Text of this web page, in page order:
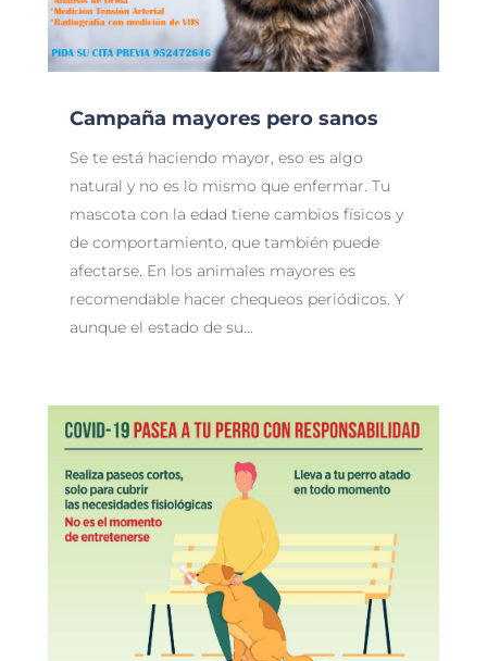
Campaña mayores pero sanos
Se te está haciendo mayor, eso es algo
natural y no es lo mismo que enfermar. Tu
mascota con la edad tiene cambios físicos y
de comportamiento, que también puede
afectarse. En los animales mayores es
recomendable hacer chequeos periódicos. Y
aunque el estado de su...